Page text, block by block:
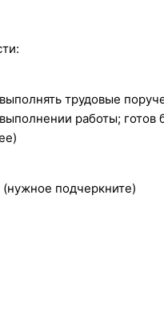
трудовые
работы; готов
подчеркните)